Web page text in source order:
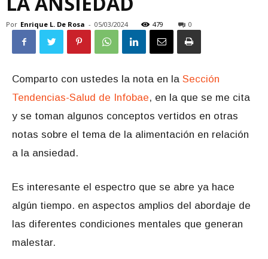
Por Enrique L. De Rosa - 05/03/2024 479 0
Comparto con ustedes la nota en la Sección
Tendencias-Salud de Infobae, en la que se me cita
y se toman algunos conceptos vertidos en otras
notas sobre el tema de la alimentación en relación
a la ansiedad.
Es interesante el espectro que se abre ya hace
algún tiempo. en aspectos amplios del abordaje de
las diferentes condiciones mentales que generan
malestar.